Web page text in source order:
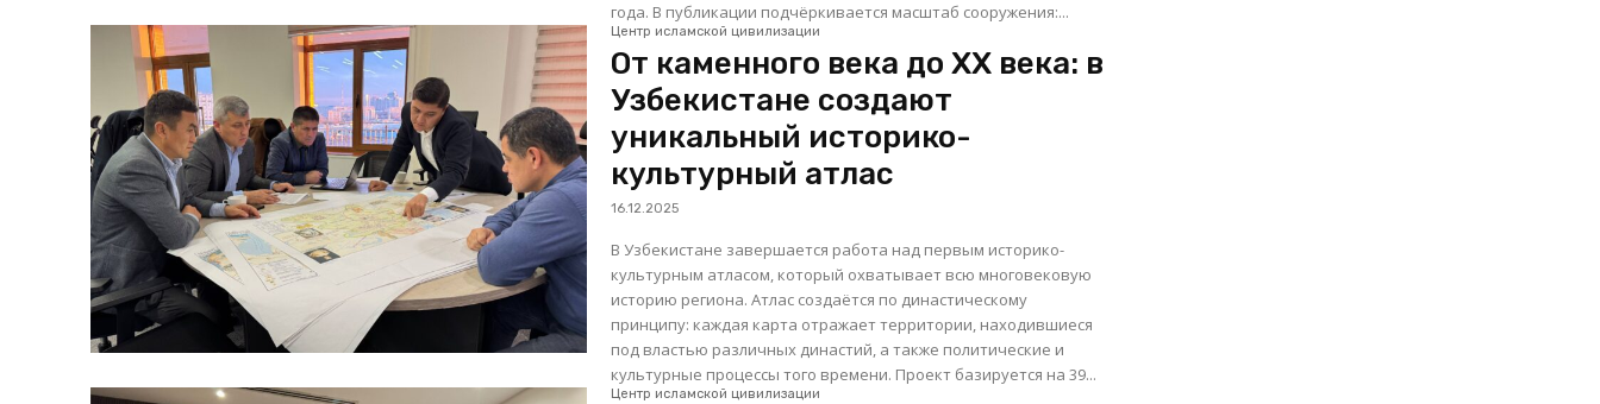
года. В публикации подчёркивается масштаб сооружения:...
Центр исламской цивилизации
От каменного века до XX века: в
Узбекистане создают
уникальный историко-
культурный атлас
16.12.2025
В Узбекистане завершается работа над первым историко-
культурным атласом, который охватывает всю многовековую
историю региона. Атлас создаётся по династическому
принципу: каждая карта отражает территории, находившиеся
под властью различных династий, а также политические и
культурные процессы того времени. Проект базируется на 39...
Центр исламской цивилизации